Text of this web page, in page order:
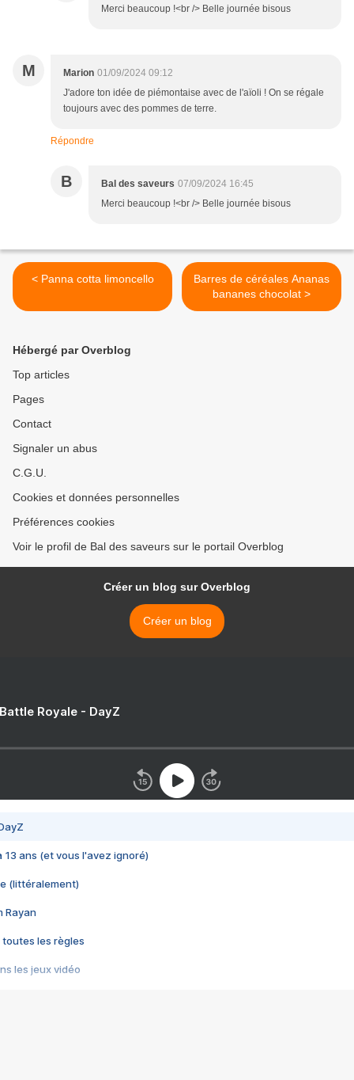
Merci beaucoup !<br /> Belle journée bisous
M Marion 01/09/2024 09:12
J'adore ton idée de piémontaise avec de l'aïoli ! On se régale
toujours avec des pommes de terre.
Répondre
B Bal des saveurs 07/09/2024 16:45
Merci beaucoup !<br /> Belle journée bisous
< Panna cotta limoncello
Barres de céréales Ananas
bananes chocolat >
Hébergé par Overblog
Top articles
Pages
Contact
Signaler un abus
C.G.U.
Cookies et données personnelles
Préférences cookies
Voir le profil de Bal des saveurs sur le portail Overblog
Créer un blog sur Overblog
Créer un blog
Royale - DayZ
13 ans (et vous l'avez ignoré)
(littéralement)
Rayan
toutes les règles
les jeux vidéo